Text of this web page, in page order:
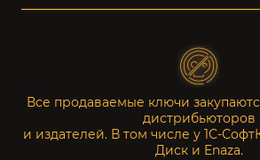
Все продаваемые ключи
дистрибьюторов
и издателей. В том числе у 1С-
Диск и Enaza.